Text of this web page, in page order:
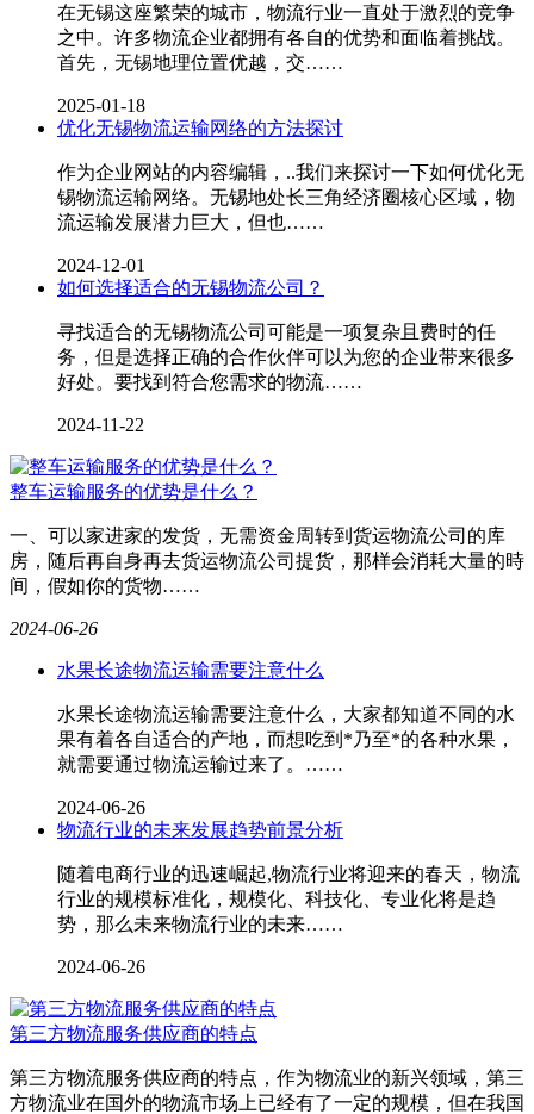
在无锡这座繁荣的城市，物流行业一直处于激烈的竞争
之中。许多物流企业都拥有各自的优势和面临着挑战。
首先，无锡地理位置优越，交……
2025-01-18
优化无锡物流运输网络的方法探讨
作为企业网站的内容编辑，..我们来探讨一下如何优化无
锡物流运输网络。无锡地处长三角经济圈核心区域，物
流运输发展潜力巨大，但也……
2024-12-01
如何选择适合的无锡物流公司？
寻找适合的无锡物流公司可能是一项复杂且费时的任
务，但是选择正确的合作伙伴可以为您的企业带来很多
好处。要找到符合您需求的物流……
2024-11-22
整车运输服务的优势是什么？
一、可以家进家的发货，无需资金周转到货运物流公司的库
房，随后再自身再去货运物流公司提货，那样会消耗大量的時
间，假如你的货物……
2024-06-26
水果长途物流运输需要注意什么
水果长途物流运输需要注意什么，大家都知道不同的水
果有着各自适合的产地，而想吃到*乃至*的各种水果，
就需要通过物流运输过来了。……
2024-06-26
物流行业的未来发展趋势前景分析
随着电商行业的迅速崛起,物流行业将迎来的春天，物流
行业的规模标准化，规模化、科技化、专业化将是趋
势，那么未来物流行业的未来……
2024-06-26
第三方物流服务供应商的特点
第三方物流服务供应商的特点，作为物流业的新兴领域，第三
方物流业在国外的物流市场上已经有了一定的规模，但在我国